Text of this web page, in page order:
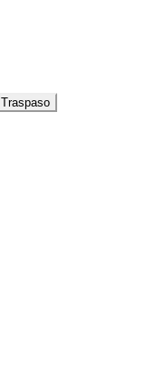
Traspaso